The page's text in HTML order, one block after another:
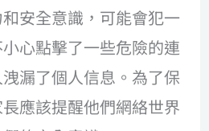
安全意識，可能會犯一
心點擊了一些危險的連
漏了個人信息。為了保
應該提醒他們網絡世界